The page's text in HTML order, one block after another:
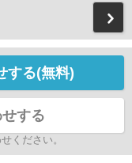
する(無料)
する
ください。